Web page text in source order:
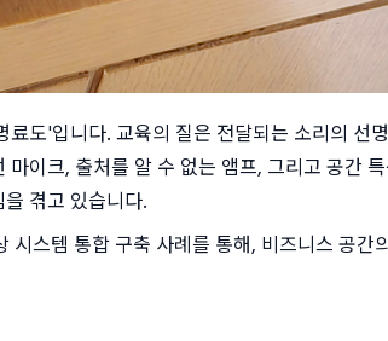
도'입니다. 교육의 질은 전달되는 소리의 선
이크, 출처를 알 수 없는 앰프, 그리고 공간
겪고 있습니다.
스템 통합 구축 사례를 통해, 비즈니스 공간